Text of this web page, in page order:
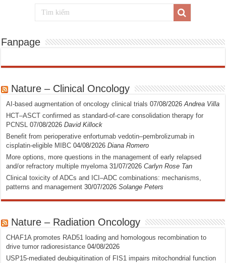
Fanpage
Nature – Clinical Oncology
AI-based augmentation of oncology clinical trials 07/08/2026 Andrea Villa
HCT–ASCT confirmed as standard-of-care consolidation therapy for
PCNSL 07/08/2026 David Killock
Benefit from perioperative enfortumab vedotin–pembrolizumab in
cisplatin-eligible MIBC 04/08/2026 Diana Romero
More options, more questions in the management of early relapsed
and/or refractory multiple myeloma 31/07/2026 Carlyn Rose Tan
Clinical toxicity of ADCs and ICI–ADC combinations: mechanisms,
patterns and management 30/07/2026 Solange Peters
Nature – Radiation Oncology
CHAF1A promotes RAD51 loading and homologous recombination to
drive tumor radioresistance 04/08/2026
USP15-mediated deubiquitination of FIS1 impairs mitochondrial function